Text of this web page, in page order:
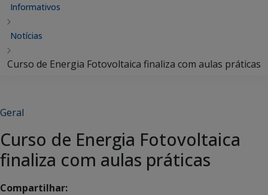
Informativos
Notícias
Curso de Energia Fotovoltaica finaliza com aulas práticas
Geral
Curso de Energia Fotovoltaica
finaliza com aulas práticas
Compartilhar: